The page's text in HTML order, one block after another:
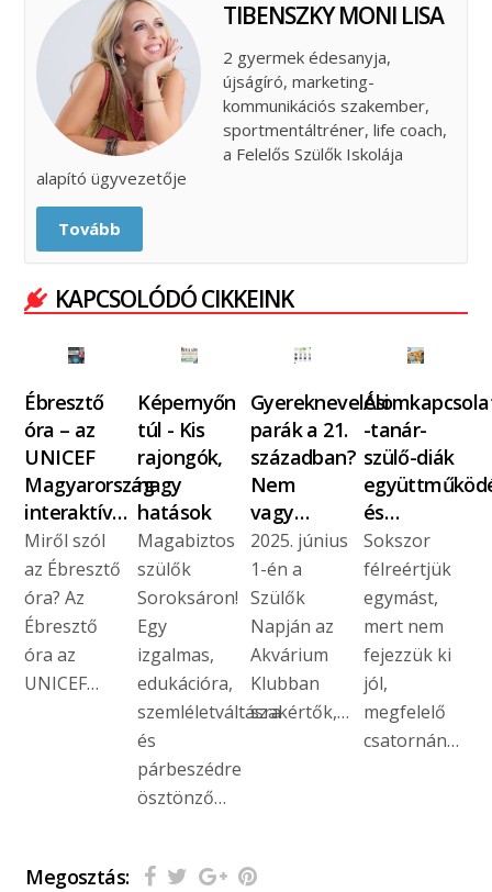
TIBENSZKY MONI LISA
2 gyermek édesanyja,
újságíró, marketing-
kommunikációs szakember,
sportmentáltréner, life coach,
a Felelős Szülők Iskolája
alapító ügyvezetője
Tovább
KAPCSOLÓDÓ CIKKEINK
Ébresztő
óra – az
UNICEF
Magyarország
interaktív…
Miről szól
az Ébresztő
óra? Az
Ébresztő
óra az
UNICEF…
Képernyőn
túl - Kis
rajongók,
nagy
hatások
Magabiztos
szülők
Soroksáron!
Egy
izgalmas,
edukációra,
szemléletváltásra
és
párbeszédre
ösztönző…
Gyereknevelési
parák a 21.
században?
Nem
vagy…
2025. június
1-én a
Szülők
Napján az
Akvárium
Klubban
szakértők,…
-tanár-
szülő-diák
és…
Sokszor
félreértjük
egymást,
mert nem
fejezzük ki
jól,
megfelelő
csatornán…
Megosztás: